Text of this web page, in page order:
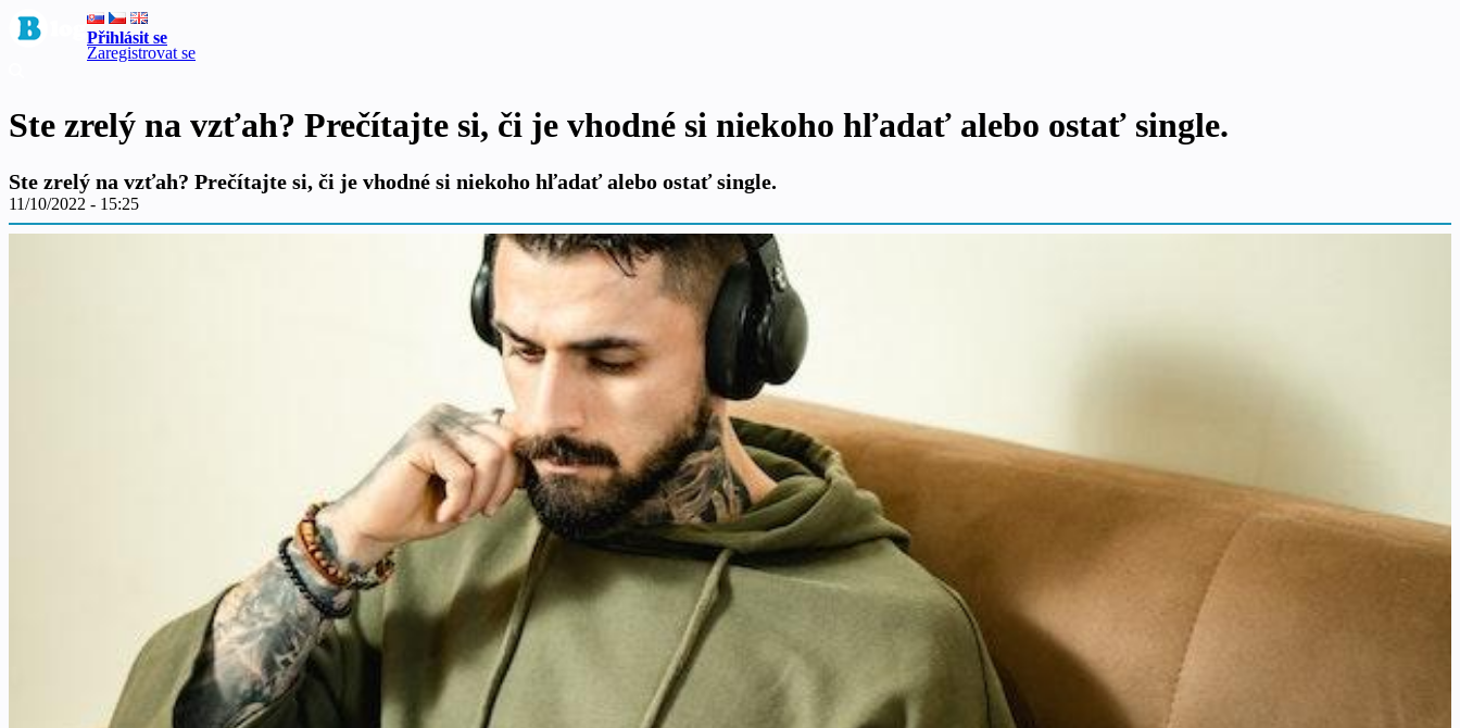
Přihlásit se
Zaregistrovat se
Ste zrelý na vzťah? Prečítajte si, či je vhodné si niekoho hľadať alebo ostať single.
Ste zrelý na vzťah? Prečítajte si, či je vhodné si niekoho hľadať alebo ostať single.
11/10/2022 - 15:25